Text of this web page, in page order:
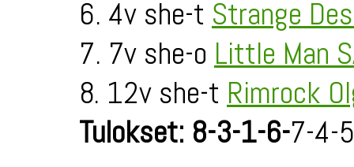
6. 4v she-t Strange
7. 7v she-o Little Man
8. 12v she-t Rimrock
Tulokset: 8-3-1-6-7-4-